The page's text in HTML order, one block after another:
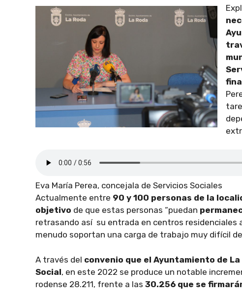
Eva María Perea, concejala de Servicios Sociales
Actualmente entre 90 y 100 personas de la
objetivo de que estas personas “puedan
retrasando así su entrada en centros residenciales
menudo soportan una carga de trabajo muy difícil
A través del convenio que el Ayuntamiento de
Social, en este 2022 se produce un notable
rodense 28.211, frente a las 30.256 que se